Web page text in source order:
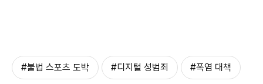
#불법 스포츠 도박 #디지털 성범죄 #폭염 대책